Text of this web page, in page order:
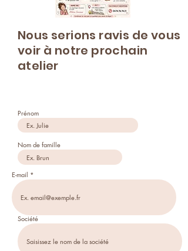
Nous serions ravis de vous
voir à notre prochain
atelier
Prénom
Nom de famille
E-mail
Société